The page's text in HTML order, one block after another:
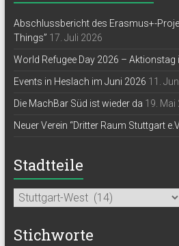
Abschlussbericht des Erasmus+-
Things” 17. Juli 2026
World Refugee Day 2026 – Aktionstag
Events in Heslach im Juni 2026 11.
Die MachBar Süd ist wieder da 19. Mai
Neuer Verein “Dritter Raum Stuttgart
Stadtteile
Stichworte